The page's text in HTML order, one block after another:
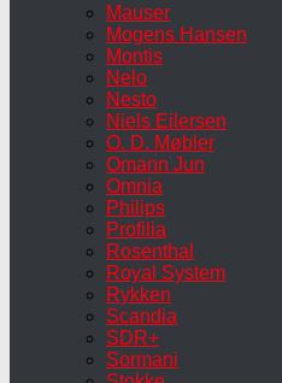
Mauser
Mogens Hansen
Montis
Nelo
Nesto
Niels Eilersen
O. D. Møbler
Omann Jun
Omnia
Philips
Profilia
Rosenthal
Royal System
Rykken
Scandia
SDR+
Sormani